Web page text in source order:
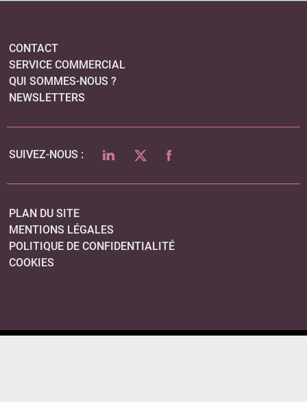
CONTACT
SERVICE COMMERCIAL
QUI SOMMES-NOUS ?
NEWSLETTERS
SUIVEZ-NOUS : LINKEDINTWITTERFACEBOOK
PLAN DU SITE
MENTIONS LÉGALES
POLITIQUE DE CONFIDENTIALITÉ
COOKIES